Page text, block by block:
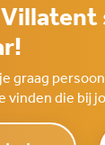
graag
vinden die bij